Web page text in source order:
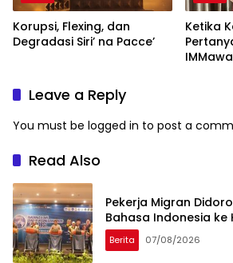
Korupsi, Flexing, dan
Degradasi Siri’ na Pacce’
Ketika
Leave a Reply
You must be logged in to post a
Read Also
Pekerja Migran
Bahasa Indonesia ke
Berita 07/08/2026